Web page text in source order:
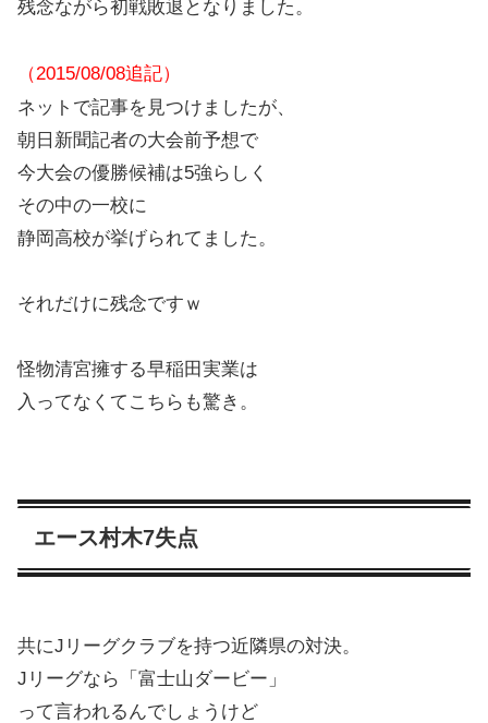
残念ながら初戦敗退となりました。
（2015/08/08追記）
ネットで記事を見つけましたが、
朝日新聞記者の大会前予想で
今大会の優勝候補は5強らしく
その中の一校に
静岡高校が挙げられてました。
それだけに残念ですｗ
怪物清宮擁する早稲田実業は
入ってなくてこちらも驚き。
エース村木7失点
共にJリーグクラブを持つ近隣県の対決。
Jリーグなら「富士山ダービー」
って言われるんでしょうけど